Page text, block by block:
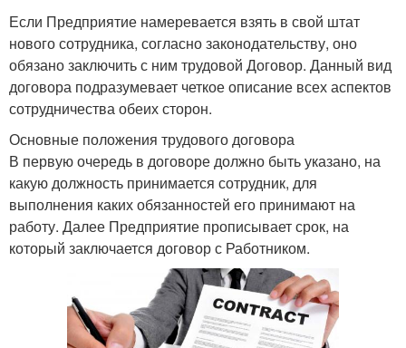
Если Предприятие намеревается взять в свой штат
нового сотрудника, согласно законодательству, оно
обязано заключить с ним трудовой Договор. Данный вид
договора подразумевает четкое описание всех аспектов
сотрудничества обеих сторон.
Основные положения трудового договора
В первую очередь в договоре должно быть указано, на
какую должность принимается сотрудник, для
выполнения каких обязанностей его принимают на
работу. Далее Предприятие прописывает срок, на
который заключается договор с Работником.